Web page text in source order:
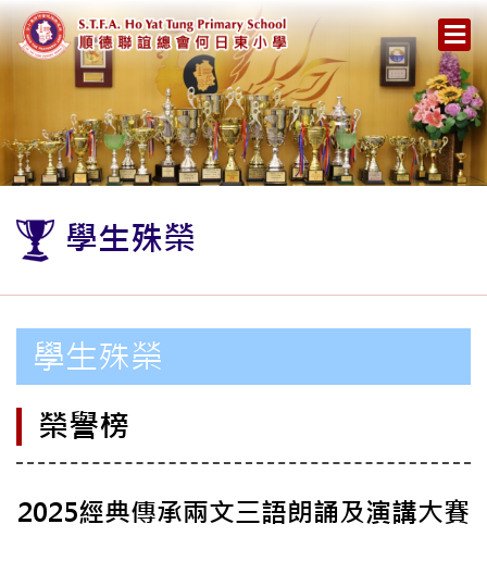
學生殊榮
學生殊榮
榮譽榜
2025經典傳承兩文三語朗誦及演講大賽